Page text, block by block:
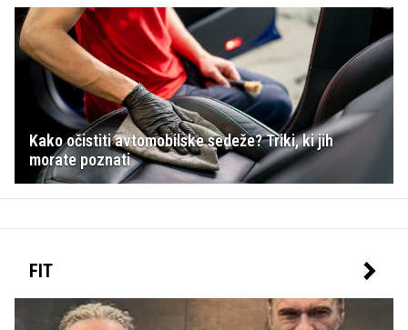
Kako očistiti avtomobilske sedeže? Triki, ki jih
morate poznati
FIT